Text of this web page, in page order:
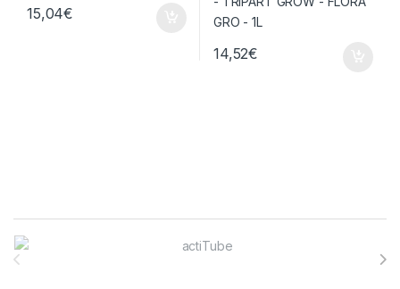
15,04€
14,52€
Brands Carousel